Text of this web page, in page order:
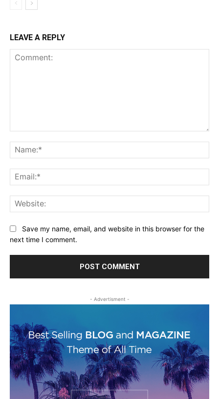
LEAVE A REPLY
Save my name, email, and website in this browser for the
next time I comment.
- Advertisment -